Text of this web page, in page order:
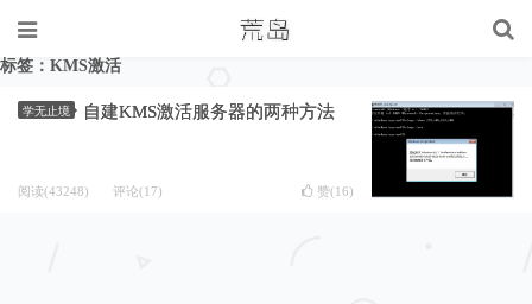
标签：KMS激活
学无止境 自建KMS激活服务器的两种方法
阅读(43248) 评论(17) 赞(16)